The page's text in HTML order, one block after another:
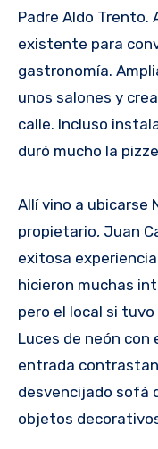
Padre Aldo Trento.
existente para
gastronomía.
unos salones y
calle. Incluso
duró mucho la
Allí vino a ubicarse
propietario, Juan
exitosa experiencia
hicieron muchas
pero el local si
Luces de neón con
entrada
desvencijado sofá
objetos